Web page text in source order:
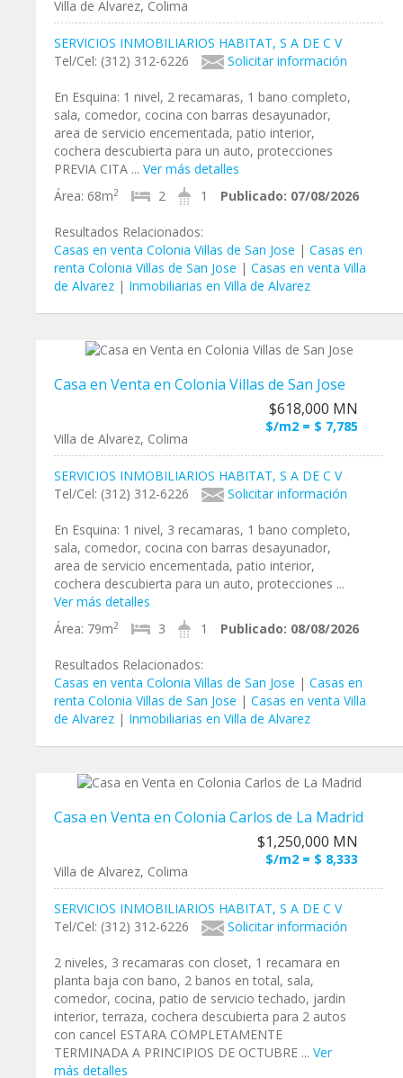
Villa de Alvarez, Colima
SERVICIOS INMOBILIARIOS HABITAT, S A DE C V
Tel/Cel: (312) 312-6226
Solicitar información
En Esquina: 1 nivel, 2 recamaras, 1 bano completo,
sala, comedor, cocina con barras desayunador,
area de servicio encementada, patio interior,
cochera descubierta para un auto, protecciones
PREVIA CITA ... Ver más detalles
Área: 68m2 2 1 Publicado: 07/08/2026
Resultados Relacionados:
Casas en venta Colonia Villas de San Jose | Casas en
renta Colonia Villas de San Jose | Casas en venta Villa
de Alvarez | Inmobiliarias en Villa de Alvarez
Casa en Venta en Colonia Villas de San Jose
$618,000 MN
$/m2 = $ 7,785
Villa de Alvarez, Colima
SERVICIOS INMOBILIARIOS HABITAT, S A DE C V
Tel/Cel: (312) 312-6226
Solicitar información
En Esquina: 1 nivel, 3 recamaras, 1 bano completo,
sala, comedor, cocina con barras desayunador,
area de servicio encementada, patio interior,
cochera descubierta para un auto, protecciones ...
Ver más detalles
Área: 79m2 3 1 Publicado: 08/08/2026
Resultados Relacionados:
Casas en venta Colonia Villas de San Jose | Casas en
renta Colonia Villas de San Jose | Casas en venta Villa
de Alvarez | Inmobiliarias en Villa de Alvarez
Casa en Venta en Colonia Carlos de La Madrid
$1,250,000 MN
$/m2 = $ 8,333
Villa de Alvarez, Colima
SERVICIOS INMOBILIARIOS HABITAT, S A DE C V
Tel/Cel: (312) 312-6226
Solicitar información
2 niveles, 3 recamaras con closet, 1 recamara en
planta baja con bano, 2 banos en total, sala,
comedor, cocina, patio de servicio techado, jardin
interior, terraza, cochera descubierta para 2 autos
con cancel ESTARA COMPLETAMENTE
TERMINADA A PRINCIPIOS DE OCTUBRE ... Ver
más detalles